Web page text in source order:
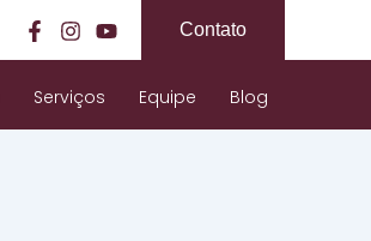
Contato
Serviços Equipe Blog